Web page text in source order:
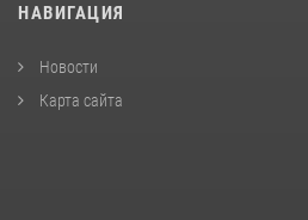
НАВИГАЦИЯ
Новости
Карта сайта